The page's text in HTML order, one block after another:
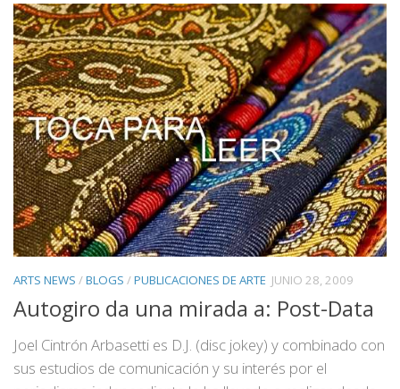
ARTS NEWS /BLOGS /PUBLICACIONES DE ARTE JUNIO 28, 2009
Autogiro da una mirada a: Post-Data
Joel Cintrón Arbasetti es D.J. (disc jokey) y combinado con
sus estudios de comunicación y su interés por el